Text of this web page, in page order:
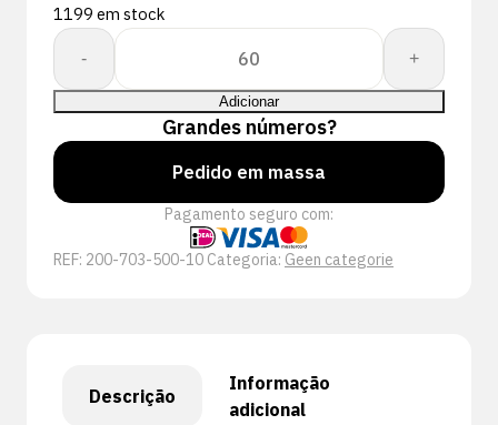
1199 em stock
-
Quantidade
Proway:
Hydro
PWH-
+
Adicionar
Grandes números?
Pedido em massa
Pagamento seguro com:
REF: 200-703-500-10 Categoria: Geen categorie
Descrição
Informação
adicional